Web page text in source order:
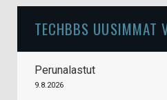
TECHBBS UUSIMMAT
Perunalastut
9.8.2026